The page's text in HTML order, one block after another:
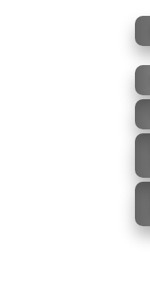
daha pahalı.
olmalı.